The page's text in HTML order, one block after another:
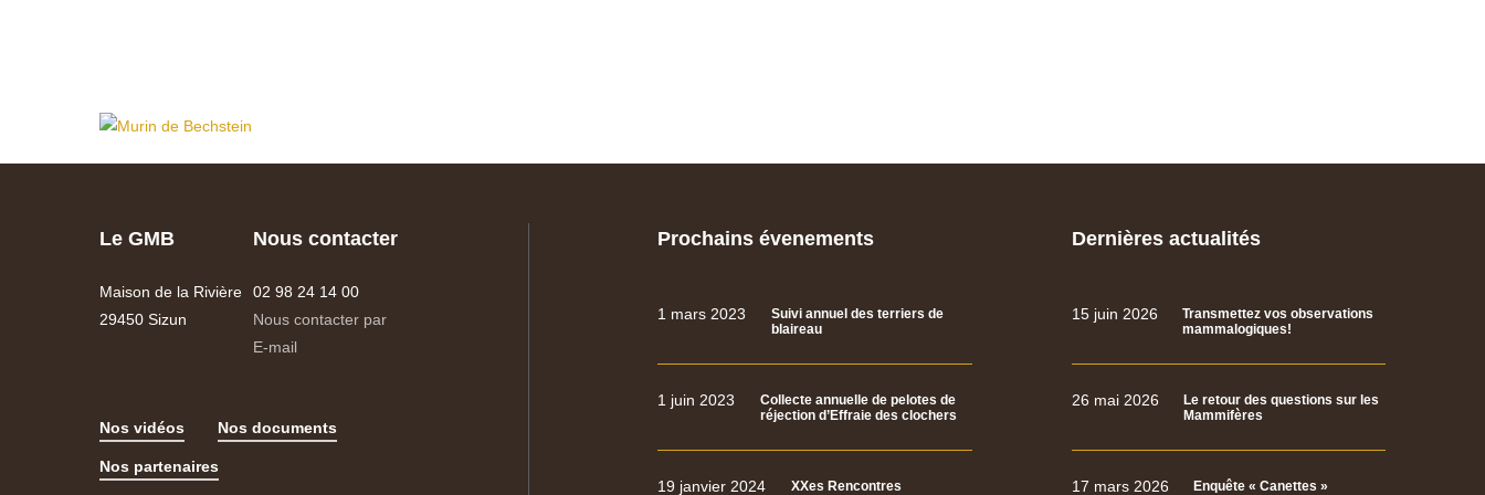
Le GMB
Maison de la Rivière
29450 Sizun
Nous contacter
02 98 24 14 00
Nous contacter par
E-mail
Nos vidéos Nos documents
Nos partenaires
Prochains évenements
1 mars 2023
Suivi annuel des terriers de
blaireau
1 juin 2023
Collecte annuelle de pelotes de
réjection d’Effraie des clochers
19 janvier 2024
XXes Rencontres
Dernières actualités
15 juin 2026
Transmettez vos observations
mammalogiques!
26 mai 2026
Le retour des questions sur les
Mammifères
17 mars 2026 Enquête « Canettes »